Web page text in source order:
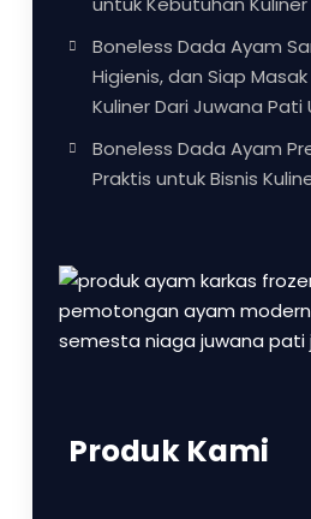
Boneless Dada Ayam
Higienis, dan Siap
Kuliner Dari Juwana Pati
Boneless Dada Ayam
Praktis untuk Bisnis
Produk Kami